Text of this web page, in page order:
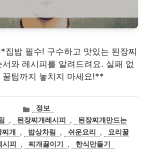
밥 필수! 구수하고 맛있는 된장찌
와 레시피를 알려드려요. 실패 없
꿀팁까지 놓치지 마세요!**
카
테
고
리
정보
, 된장찌개레시피 ,
된장찌개만드는
개 , 밥상차림 , 쉬운요리 ,
요리꿀
시피 , 찌개끓이기 , 한식만들기